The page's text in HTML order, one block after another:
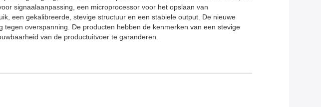
signaalaanpassing, een microprocessor voor het opslaan van
een gekalibreerde, stevige structuur en een stabiele output. De nieuwe
overspanning. De producten hebben de kenmerken van een stevige
van de productuitvoer te garanderen.